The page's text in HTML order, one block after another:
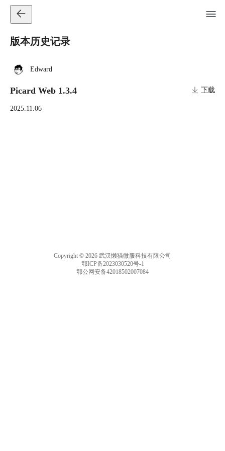
版本历史记录
Edward
Picard Web 1.3.4 下载
2025.11.06
Copyright © 2026 武汉懒猫微服科技有限公司
鄂ICP备2023030520号-1
鄂公网安备42018502007084